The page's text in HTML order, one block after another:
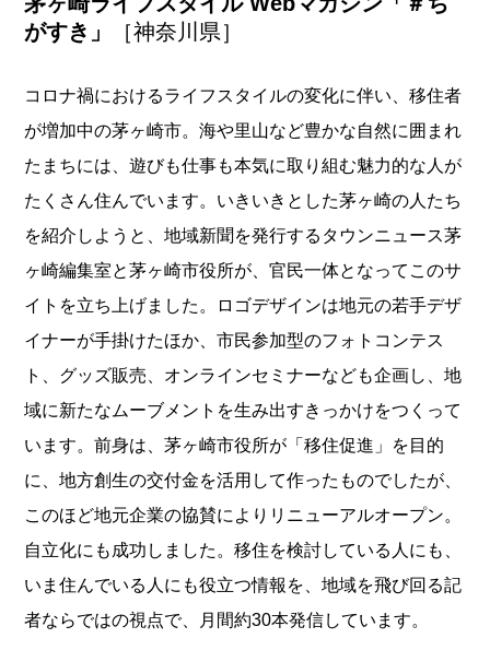
がすき」
［神奈川県］
コロナ禍におけるライフスタイルの変化に伴い、移住者
が増加中の茅ヶ崎市。海や里山など豊かな自然に囲まれ
たまちには、遊びも仕事も本気に取り組む魅力的な人が
たくさん住んでいます。いきいきとした茅ヶ崎の人たち
を紹介しようと、地域新聞を発行するタウンニュース茅
ヶ崎編集室と茅ヶ崎市役所が、官民一体となってこのサ
イトを立ち上げました。ロゴデザインは地元の若手デザ
イナーが手掛けたほか、市民参加型のフォトコンテス
ト、グッズ販売、オンラインセミナーなども企画し、地
域に新たなムーブメントを生み出すきっかけをつくって
います。前身は、茅ヶ崎市役所が「移住促進」を目的
に、地方創生の交付金を活用して作ったものでしたが、
このほど地元企業の協賛によりリニューアルオープン。
自立化にも成功しました。移住を検討している人にも、
いま住んでいる人にも役立つ情報を、地域を飛び回る記
者ならではの視点で、月間約30本発信しています。